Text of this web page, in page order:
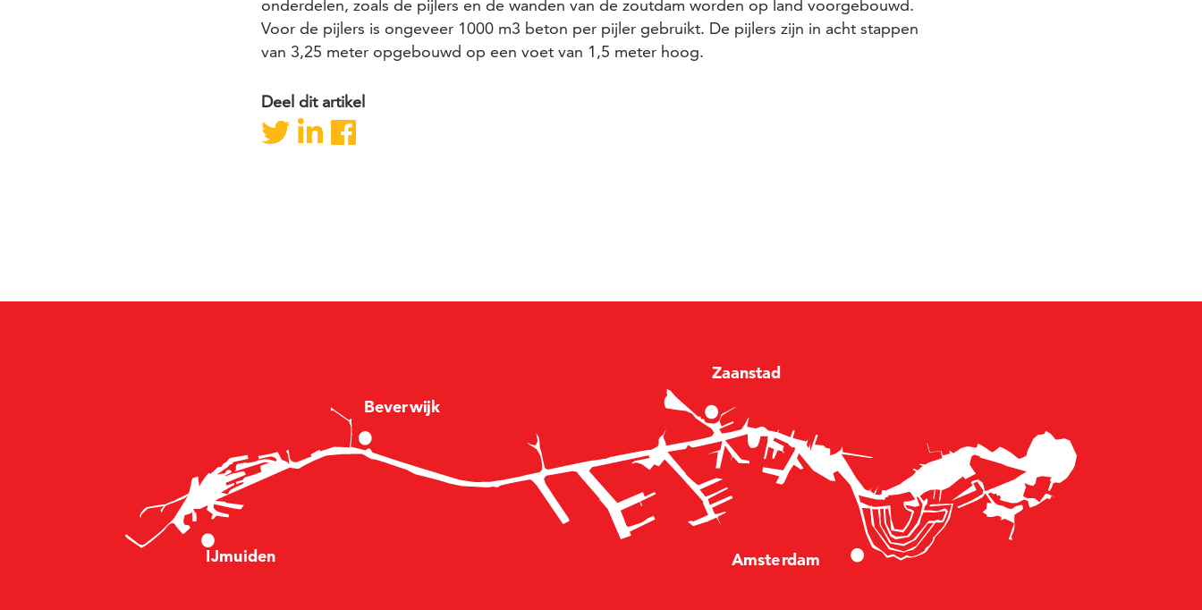
onderdelen, zoals de pijlers en de wanden van de zoutdam worden op land voorgebouwd.
Voor de pijlers is ongeveer 1000 m3 beton per pijler gebruikt. De pijlers zijn in acht stappen
van 3,25 meter opgebouwd op een voet van 1,5 meter hoog.
Deel dit artikel
IJmuiden
Beverwijk
Zaanstad
Amsterdam